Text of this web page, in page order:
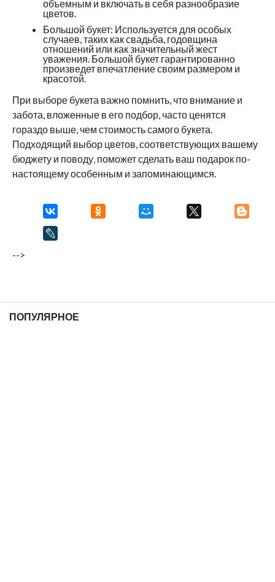
объемным и включать в себя разнообразие
цветов.
Большой букет: Используется для особых
случаев, таких как свадьба, годовщина
отношений или как значительный жест
уважения. Большой букет гарантированно
произведет впечатление своим размером и
красотой.
При выборе букета важно помнить, что внимание и
забота, вложенные в его подбор, часто ценятся
гораздо выше, чем стоимость самого букета.
Подходящий выбор цветов, соответствующих вашему
бюджету и поводу, поможет сделать ваш подарок по-
настоящему особенным и запоминающимся.
-->
ПОПУЛЯРНОЕ